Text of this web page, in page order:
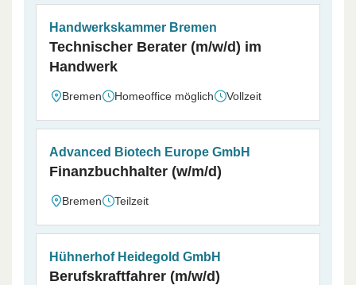
Handwerkskammer Bremen
Technischer Berater (m/w/d) im
Handwerk
Bremen Homeoffice möglich Vollzeit
Advanced Biotech Europe GmbH
Finanzbuchhalter (w/m/d)
Bremen Teilzeit
Hühnerhof Heidegold GmbH
Berufskraftfahrer (m/w/d)